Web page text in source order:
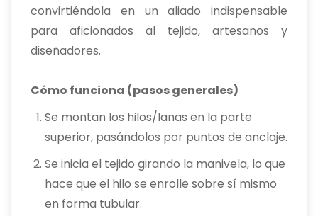
convirtiéndola en un aliado indispensable
para aficionados al tejido, artesanos y
diseñadores.
Cómo funciona (pasos generales)
Se montan los hilos/lanas en la parte
superior, pasándolos por puntos de anclaje.
Se inicia el tejido girando la manivela, lo que
hace que el hilo se enrolle sobre sí mismo
en forma tubular.